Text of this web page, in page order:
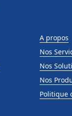
A propos
Nos
Nos
Nos
Politique